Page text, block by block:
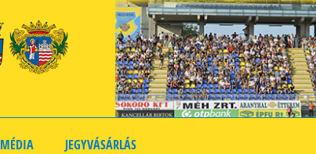
MÉDIA JEGYVÁSÁRLÁS